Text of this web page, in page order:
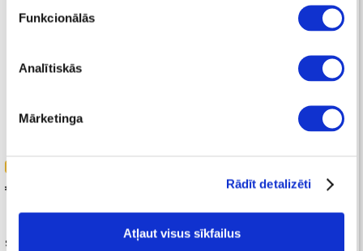
Funkcionālās
Analītiskās
Mārketinga
Rādīt detalizēti
Atļaut visus sīkfailus
Soma FURLA Sfera L Tote Blue
279.99 399.99